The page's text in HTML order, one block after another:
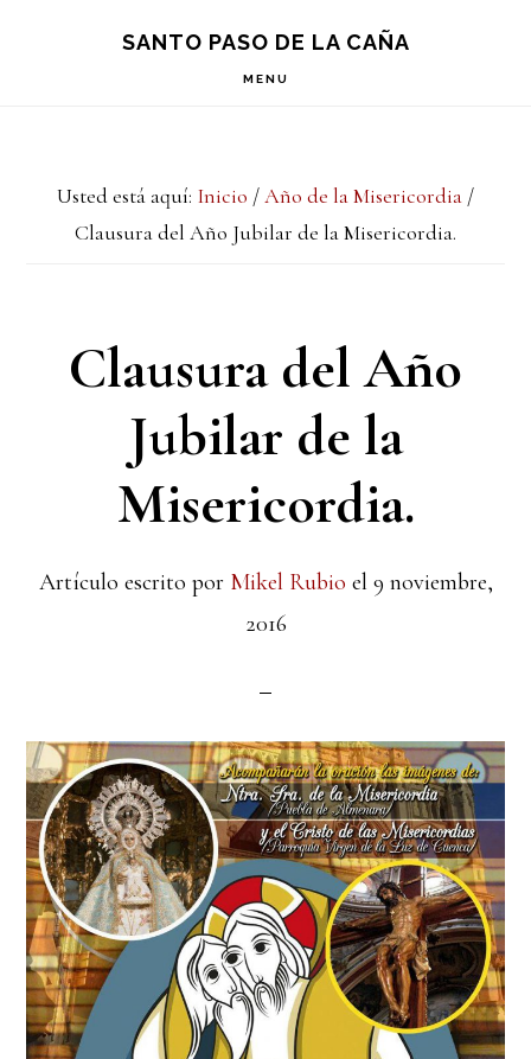
principal
lateral
principal
SANTO PASO DE LA CAÑA
MENU
Usted está aquí: Inicio /Año de la Misericordia /
Clausura del Año Jubilar de la Misericordia.
Clausura del Año
Jubilar de la
Misericordia.
Artículo escrito por Mikel Rubio el 9 noviembre,
2016